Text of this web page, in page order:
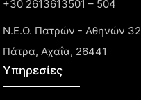
+30 2613613501 – 504
Ν.Ε.Ο. Πατρών - Αθηνών
Πάτρα, Αχαΐα, 26441
Υπηρεσίες